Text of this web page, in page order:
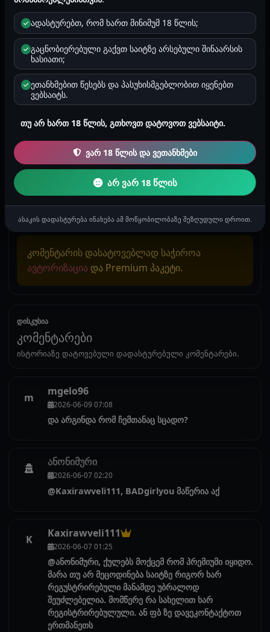
* ტეგების ფუნქცია ახალია და ყველა ისტორიაზე ჯერ არ
არის დამატებული.
შემთხვევითი ისტორია
ყველა ხვრელში
ლეა მქვია მოკლედ ქმართან გაშორების მერე წლების
პაუზის შემდეგ გადავწყვიტე რომ მხოლოდ მასტურბაციით
2025-09-14 23:15 9693 2 წუთი ქალების ისტორიები
კომენტარის დასატოვებლად საჭიროა
ავტორიზაცია და Premium პაკეტი.
დისკუსია
კომენტარები
ისტორიაზე დატოვებული დადასტურებული კომენტარები.
m mgelo96
2026-06-09 07:08
და არგინდა რომ ჩემთანაც სცადო?
ანონიმური
2026-06-07 02:20
@Kaxirawveli111, BADgirlyou მაწერია აქ
K Kaxirawveli111
2026-06-07 01:25
@ანონიმური, ქულებს მოქცემ რომ პრემიუმი იყიდო.
მარა თუ არ მეცოდინება საიტზე რიგორ ხარ
რეგუსტრირებული მანამდე უბრალოდ
შეუძლებელია. მომწერე რა სახელით ხარ
რეგისტრირებულული. ან ფბ ზე დავეკონტაქტოთ
ერთმანეთს
ადასტურებთ, რომ ხართ მინიმუმ 18 წლის;
გაცნობიერებული გაქვთ საიტზე არსებული შინაარსის
ხასიათი;
ეთანხმებით წესებს და პასუხისმგებლობით იყენებთ
ვებსაიტს.
თუ არ ხართ 18 წლის, გთხოვთ დატოვოთ ვებსაიტი.
ვარ 18 წლის და ვეთანხმები
არ ვარ 18 წლის
ასაკის დადასტურება ინახება ამ მოწყობილობაზე შეზღუდული დროით.